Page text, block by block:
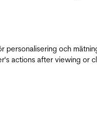
personalisering och
actions after viewing